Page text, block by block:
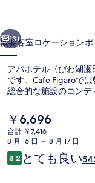
湖
瀬
田
駅
前〉
の
写
13+
概要客室ロケーションポ
アパホテル〈びわ湖
です。Cafe Figaroで
総合的な施設のコンデ
現
在
の
料
金
￥6,696
合計 ￥7,416
8 月 16 日 ～ 8 月 17 日
口
コ
8.210段階中8.2
とても良い